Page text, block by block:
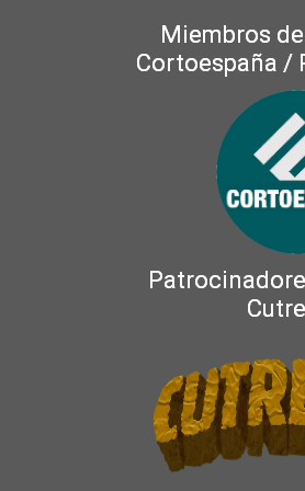
Miembros
Cortoespaña /